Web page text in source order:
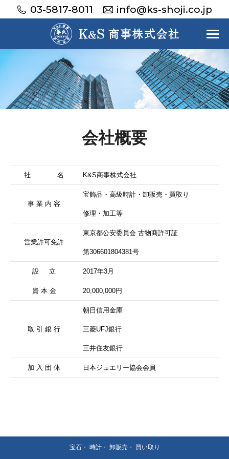
03-5817-8011 info@ks-shoji.co.jp
会社概要
社 名 K&S商事株式会社
事 業 内 容
宝飾品・高級時計・卸販売・買取り
修理・加工等
営業許可免許
東京都公安委員会 古物商許可証
第306601804381号
設 立 2017年3月
資 本 金 20,000,000円
取 引 銀 行
朝日信用金庫
三菱UFJ銀行
三井住友銀行
加 入 団 体 日本ジュエリー協会会員
宝石・ 時計・ 卸販売・ 買い取り